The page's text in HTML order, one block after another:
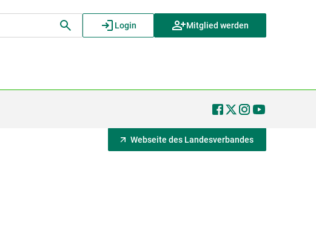
Login Mitglied werden
Webseite des Landesverbandes